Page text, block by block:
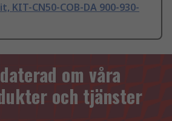
KIT-CN50-COB-DA 900-930-
om våra
och tjänster